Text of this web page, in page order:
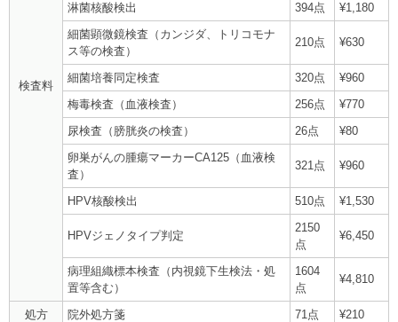
検査料
淋菌核酸検出
394点
¥1,180
細菌顕微鏡検査（カンジダ、トリコモナ
ス等の検査）
210点 ¥630
細菌培養同定検査 320点
¥960
梅毒検査（血液検査）
256点
¥770
尿検査（膀胱炎の検査）
26点
¥80
卵巣がんの腫瘍マーカーCA125（血液検
査）
321点 ¥960
HPV核酸検出 510点 ¥1,530
HPVジェノタイプ判定
2150
点
¥6,450
病理組織標本検査（内視鏡下生検法・処
置等含む）
1604
点
¥4,810
処方 院外処方箋 71点 ¥210